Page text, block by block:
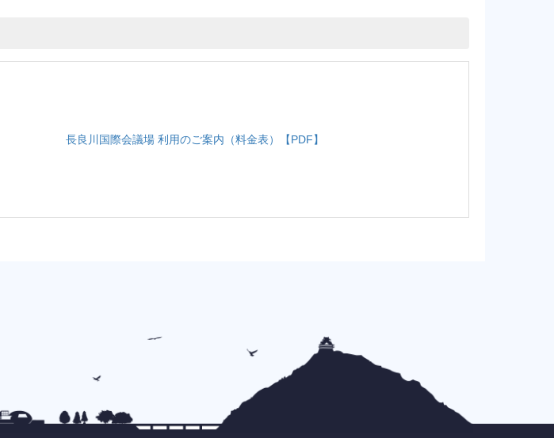
長良川国際会議場 利用のご案内（料金表）【PDF】